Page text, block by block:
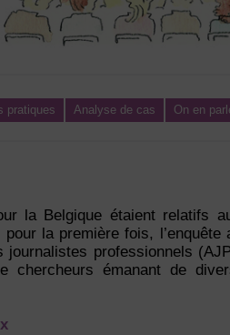
pratiques Analyse de cas On en
la Belgique étaient relatifs
la première fois,
journalistes professionnels
chercheurs émanant de